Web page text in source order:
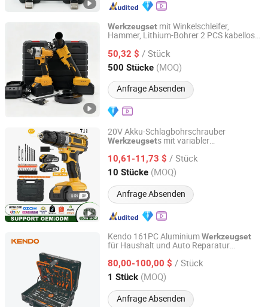
Werkzeugset mit Winkelschleifer,
Hammer, Lithium-Bohrer 2 PCS kabelloser
Schraubenschlüssel, Winkelschleifer,
Werkzeugkombination Lithium
50,32 $ / Stück
500 Stücke (MOQ)
Anfrage Absenden
Beyang Tools Co., Ltd.
Jiangsu, China Seit 2026
20V Akku-Schlagbohrschrauber
Werkzeugsets mit variabler
10,61-11,73 $ / Stück
10 Stücke (MOQ)
Anfrage Absenden
Nantong Change Electric Tools Co., Ltd.
Jiangsu, China Seit 2020
Kendo 161PC AluminiumWerkzeugset
für Haushalt und Auto Reparatur
80,00-100,00 $ / Stück
1 Stück (MOQ)
Anfrage Absenden
Saame Tools (Shanghai) Import & Export Co., Ltd.
Shanghai, China Seit 2020